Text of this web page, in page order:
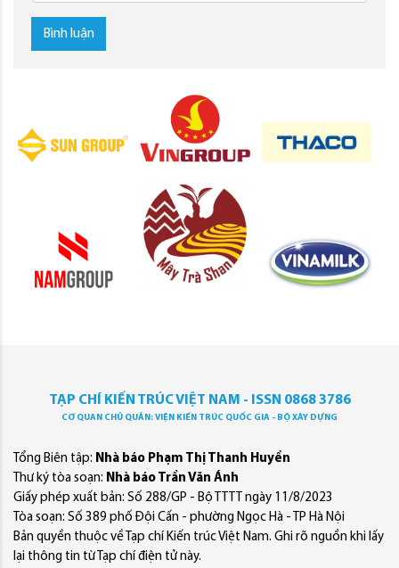
Bình luận
TẠP CHÍ KIẾN TRÚC VIỆT NAM - ISSN 0868 3786
CƠ QUAN CHỦ QUẢN: VIỆN KIẾN TRÚC QUỐC GIA - BỘ XÂY DỰNG
Tổng Biên tập: Nhà báo Phạm Thị Thanh Huyền
Thư ký tòa soạn: Nhà báo Trần Văn Ánh
Giấy phép xuất bản: Số 288/GP - Bộ TTTT ngày 11/8/2023
Tòa soạn: Số 389 phố Đội Cấn - phường Ngọc Hà - TP Hà Nội
Bản quyền thuộc về Tạp chí Kiến trúc Việt Nam. Ghi rõ nguồn khi lấy
lại thông tin từ Tạp chí điện tử này.